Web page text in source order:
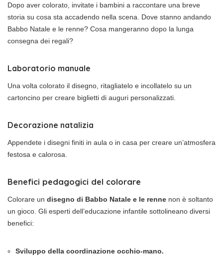
Dopo aver colorato, invitate i bambini a raccontare una breve
storia su cosa sta accadendo nella scena. Dove stanno andando
Babbo Natale e le renne? Cosa mangeranno dopo la lunga
consegna dei regali?
Laboratorio manuale
Una volta colorato il disegno, ritagliatelo e incollatelo su un
cartoncino per creare biglietti di auguri personalizzati.
Decorazione natalizia
Appendete i disegni finiti in aula o in casa per creare un’atmosfera
festosa e calorosa.
Benefici pedagogici del colorare
Colorare un disegno di Babbo Natale e le renne non è soltanto
un gioco. Gli esperti dell’educazione infantile sottolineano diversi
benefici:
Sviluppo della coordinazione occhio-mano.